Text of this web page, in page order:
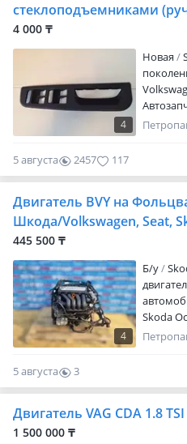
стеклоподъемниками
4 000 ₸
4
Новая
5 августа 2457 117
Двигатель BVY на
Шкода/Volkswagen, Seat,
445 500 ₸
4
Б/y
Skoda
по
5 августа
3
0
Двигатель VAG CDA 1.8 TSI
1 500 000 ₸